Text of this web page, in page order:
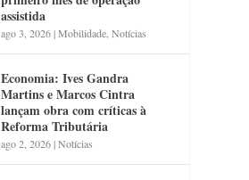
assistida
ago 3, 2026|Mobilidade ,Notícias
Economia: Ives Gandra
Martins e Marcos Cintra
lançam obra com críticas à
Reforma Tributária
ago 2, 2026|Notícias